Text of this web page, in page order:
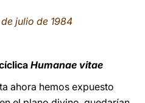
julio de 1984
Humanae vitae
ahora hemos expuesto